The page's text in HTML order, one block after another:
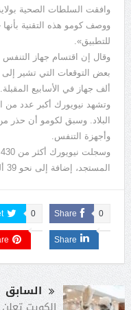
وافقت السلطات الصحية
ووصف كومو هذه التقنية بأنها
للتطبيق».
وقال إن اقتسام جهاز
ألف جهاز في الأسابيع المقبلة.
وتشهد نيويورك أكبر عدد من
البلاد. وسبق لكومو أن
وأجهزة التنفس.
المستجد، إضافة إلى نحو 39 ألف مصاب.
Share 0
0
Share
السابق